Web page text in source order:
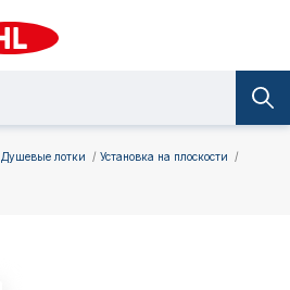
Душевые лотки
Установка на плоскости